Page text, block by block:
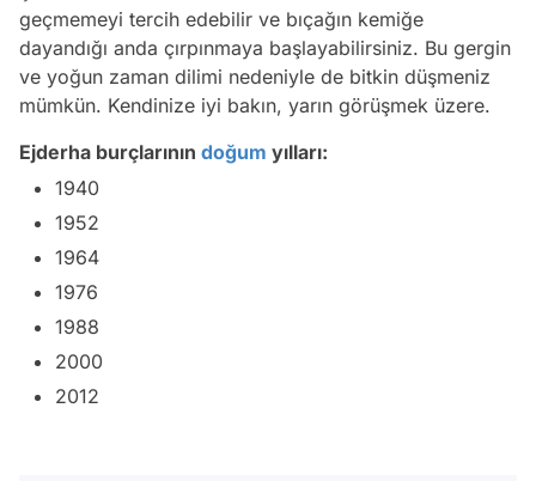
geçmemeyi tercih edebilir ve bıçağın kemiğe
dayandığı anda çırpınmaya başlayabilirsiniz. Bu gergin
ve yoğun zaman dilimi nedeniyle de bitkin düşmeniz
mümkün. Kendinize iyi bakın, yarın görüşmek üzere.
Ejderha burçlarının doğum yılları:
1940
1952
1964
1976
1988
2000
2012